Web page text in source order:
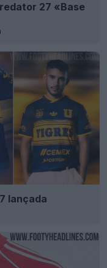
27 «Base
lançada